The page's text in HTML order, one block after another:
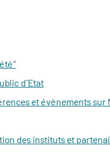
d'Etat
et évènements sur
des instituts et